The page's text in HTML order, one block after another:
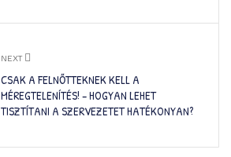
NEXT
CSAK A FELNŐTTEKNEK KELL A
MÉREGTELENÍTÉS! – HOGYAN LEHET
TISZTÍTANI A SZERVEZETET HATÉKONYAN?